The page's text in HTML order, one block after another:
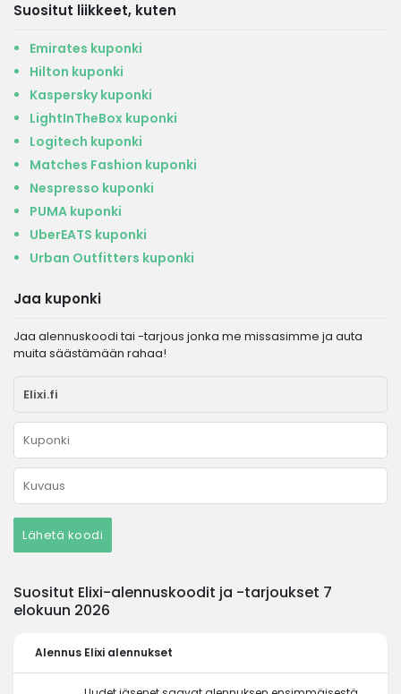
Suositut liikkeet, kuten
Emirates kuponki
Hilton kuponki
Kaspersky kuponki
LightInTheBox kuponki
Logitech kuponki
Matches Fashion kuponki
Nespresso kuponki
PUMA kuponki
UberEATS kuponki
Urban Outfitters kuponki
Jaa kuponki
Jaa alennuskoodi tai -tarjous jonka me missasimme ja auta
muita säästämään rahaa!
Lähetä koodi
Suositut Elixi-alennuskoodit ja -tarjoukset 7
elokuun 2026
Alennus Elixi alennukset